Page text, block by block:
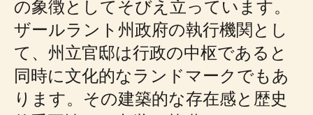
の象徴としてそびえ立っています。
ザールラント州政府の執行機関とし
て、州立官邸は行政の中枢であると
同時に文化的なランドマークでもあ
ります。その建築的な存在感と歴史